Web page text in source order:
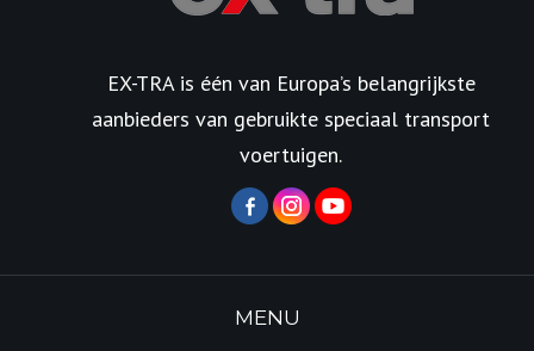
EX-TRA is één van Europa’s belangrijkste
aanbieders van gebruikte speciaal transport
voertuigen.
MENU